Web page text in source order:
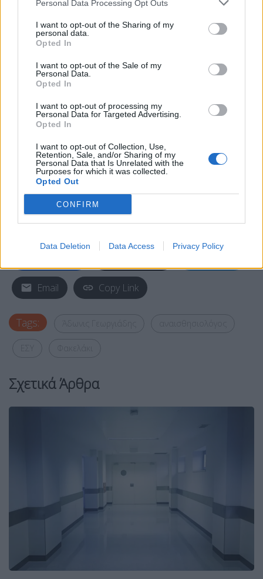
Personal Data Processing Opt Outs
I want to opt-out of the Sharing of my
personal data.
Opted In
I want to opt-out of the Sale of my
Personal Data.
Opted In
I want to opt-out of processing my
Personal Data for Targeted Advertising.
Opted In
I want to opt-out of Collection, Use,
Retention, Sale, and/or Sharing of my
Personal Data that Is Unrelated with the
Purposes for which it was collected.
Opted Out
CONFIRM
Data Deletion Data Access Privacy Policy
αυτό νααπομακρυνθεί από το ΕΣΥ
. Σιχαίνομαι το
φακελάκι, πράξη που εκμεταλλεύεται τον
ανθρώπινο πόνο και δεν έχει καμία σχέση με τις
ζητώ συγγνώμη από την ασθενή.
Πριν λίγο μου έστειλαν ένα απαράδεκτο βίντεο το
οποίο αναρτήθηκε στα social media από μία ασθενή
που κατέγραψε έναν αναισθησιολόγο την ώρα που
αυτός της ζητά 100-150€ για να πράξει όσα είναι
υποχρεωμένος να παρέχει δωρεάν σε κάθε ασθενή.
Από την έρευνα που αμέσως διέταξα,…
— Άδωνις Γεωργιάδης (@AdonisGeorgiadi)
2026
Email Copy Link
Tags:
Σχετικά Άρθρα